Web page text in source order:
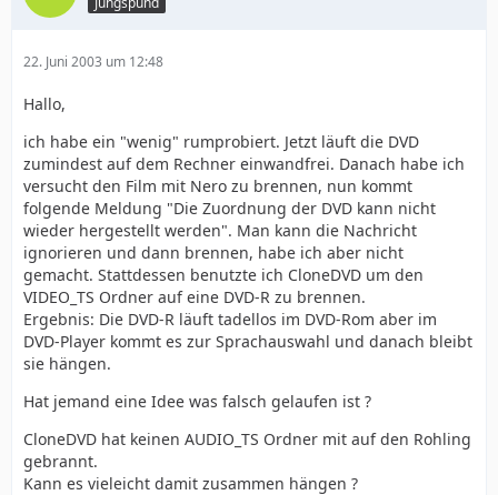
22. Juni 2003 um 12:48
Hallo,
ich habe ein "wenig" rumprobiert. Jetzt läuft die DVD
zumindest auf dem Rechner einwandfrei. Danach habe ich
versucht den Film mit Nero zu brennen, nun kommt
folgende Meldung "Die Zuordnung der DVD kann nicht
wieder hergestellt werden". Man kann die Nachricht
ignorieren und dann brennen, habe ich aber nicht
gemacht. Stattdessen benutzte ich CloneDVD um den
VIDEO_TS Ordner auf eine DVD-R zu brennen.
Ergebnis: Die DVD-R läuft tadellos im DVD-Rom aber im
DVD-Player kommt es zur Sprachauswahl und danach bleibt
sie hängen.
Hat jemand eine Idee was falsch gelaufen ist ?
CloneDVD hat keinen AUDIO_TS Ordner mit auf den Rohling
gebrannt.
Kann es vieleicht damit zusammen hängen ?